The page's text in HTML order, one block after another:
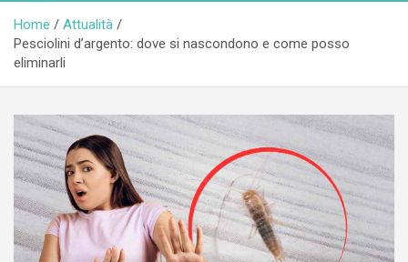
Home
Attualità
Pesciolini d’argento: dove si nascondono e come posso
eliminarli